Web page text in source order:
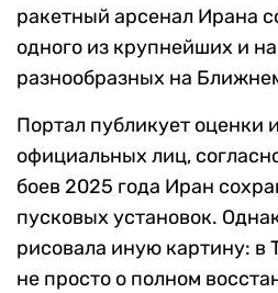
ракетный арсенал Ирана
одного из крупнейших и
разнообразных на
Портал публикует оценки
официальных лиц,
боев 2025 года Иран
пусковых установок.
рисовала иную картину: в
не просто о полном